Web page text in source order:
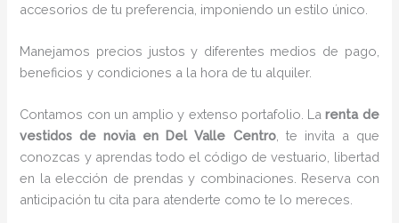
accesorios de tu preferencia, imponiendo un estilo único.
Manejamos precios justos y diferentes medios de pago,
beneficios y condiciones a la hora de tu alquiler.
Contamos con un amplio y extenso portafolio. Larenta de
vestidos de novia en Del Valle Centro, te invita a que
conozcas y aprendas todo el código de vestuario, libertad
en la elección de prendas y combinaciones. Reserva con
anticipación tu cita para atenderte como te lo mereces.